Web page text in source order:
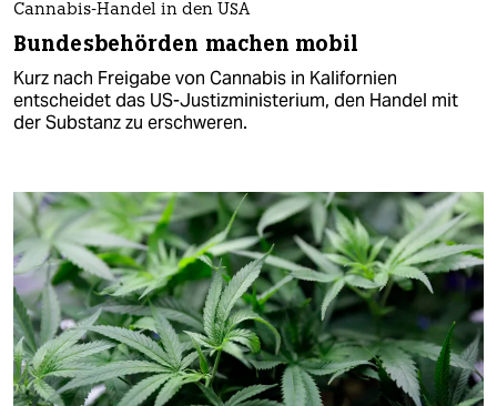
Cannabis-Handel in den USA
Bundesbehörden machen mobil
Kurz nach Freigabe von Cannabis in Kalifornien
entscheidet das US-Justizministerium, den Handel mit
der Substanz zu erschweren.